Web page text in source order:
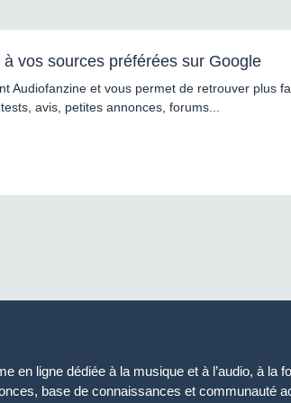
vos sources préférées sur Google
Audiofanzine et vous permet de retrouver plus
avis, petites annonces, forums...
en ligne dédiée à la musique et à l’audio, à la
base de connaissances et communauté